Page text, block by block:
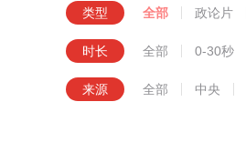
类型 全部 政论片
时长 全部 0-30秒
来源 全部 中央